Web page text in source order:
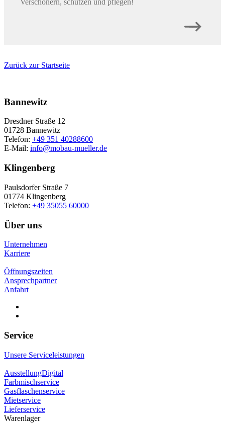
Verschönern, schützen und pflegen!
Zurück zur Startseite
Bannewitz
Dresdner Straße 12
01728 Bannewitz
Telefon: +49 351 40288600
E-Mail: info@mobau-mueller.de
Klingenberg
Paulsdorfer Straße 7
01774 Klingenberg
Telefon: +49 35055 60000
Über uns
Unternehmen
Karriere
Öffnungszeiten
Ansprechpartner
Anfahrt
Service
Unsere Serviceleistungen
AusstellungDigital
Farbmischservice
Gasflaschenservice
Mietservice
Lieferservice
Warenlager